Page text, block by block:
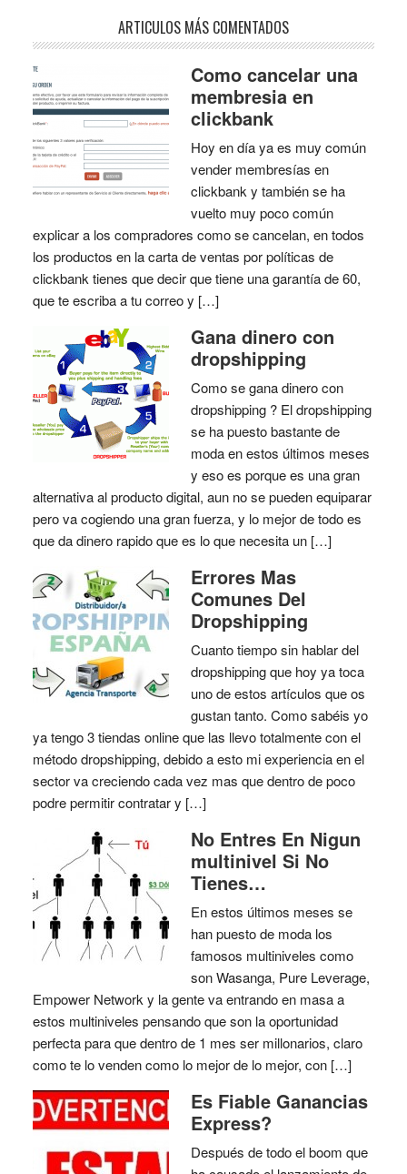
ARTICULOS MÁS COMENTADOS
Como cancelar una
membresia en
clickbank
Hoy en día ya es muy común
vender membresías en
clickbank y también se ha
vuelto muy poco común
explicar a los compradores como se cancelan, en todos
los productos en la carta de ventas por políticas de
clickbank tienes que decir que tiene una garantía de 60,
que te escriba a tu correo y […]
Gana dinero con
dropshipping
Como se gana dinero con
dropshipping ? El dropshipping
se ha puesto bastante de
moda en estos últimos meses
y eso es porque es una gran
alternativa al producto digital, aun no se pueden equiparar
pero va cogiendo una gran fuerza, y lo mejor de todo es
que da dinero rapido que es lo que necesita un […]
Errores Mas
Comunes Del
Dropshipping
Cuanto tiempo sin hablar del
dropshipping que hoy ya toca
uno de estos artículos que os
gustan tanto. Como sabéis yo
ya tengo 3 tiendas online que las llevo totalmente con el
método dropshipping, debido a esto mi experiencia en el
sector va creciendo cada vez mas que dentro de poco
podre permitir contratar y […]
No Entres En Nigun
multinivel Si No
Tienes…
En estos últimos meses se
han puesto de moda los
famosos multiniveles como
son Wasanga, Pure Leverage,
Empower Network y la gente va entrando en masa a
estos multiniveles pensando que son la oportunidad
perfecta para que dentro de 1 mes ser millonarios, claro
como te lo venden como lo mejor de lo mejor, con […]
Es Fiable Ganancias
Express?
Después de todo el boom que